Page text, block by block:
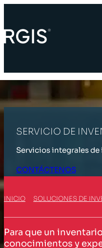
SERVICIO DE
Servicios integrales
CONTÁCTENOS
INICIO SOLUCIONES DE
Para que un
conocimientos y